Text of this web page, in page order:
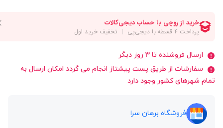
ارسال فروشنده تا 3 روز دیگر
سفارشات از طریق پست پیشتاز انجام می گردد امکان ارسال به
تمام شهرهای کشور وجود دارد
فروشگاه برهان سرا